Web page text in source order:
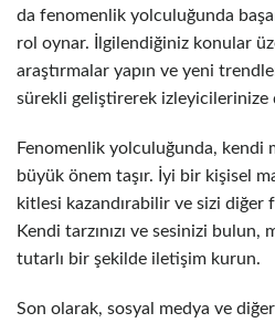
da fenomenlik yolculuğunda
rol oynar. İlgilendiğiniz konular
araştırmalar yapın ve yeni
sürekli geliştirerek izleyicilerinize
Fenomenlik yolculuğunda, kendi
büyük önem taşır. İyi bir kişisel
kitlesi kazandırabilir ve sizi diğer
Kendi tarzınızı ve sesinizi bulun,
tutarlı bir şekilde iletişim kurun.
Son olarak, sosyal medya ve